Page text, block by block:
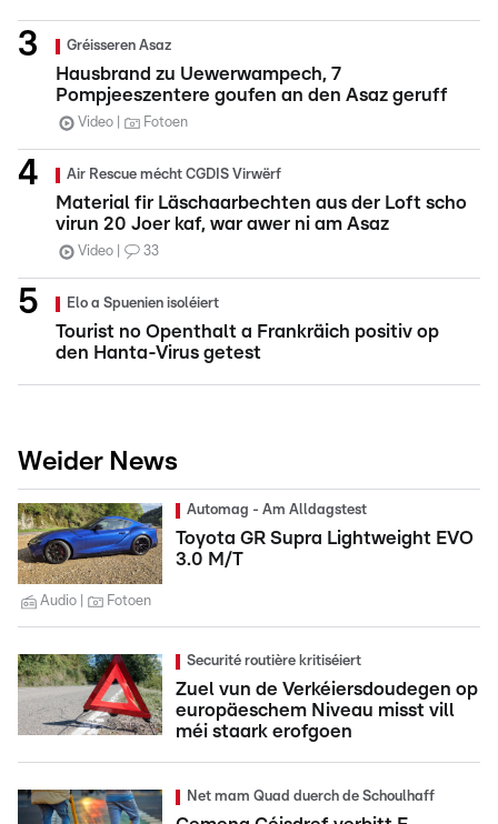
Gréisseren Asaz
Hausbrand zu Uewerwampech, 7
Pompjeeszentere goufen an den Asaz geruff
Video Fotoen
Air Rescue mécht CGDIS Virwërf
Material fir Läschaarbechten aus der Loft scho
virun 20 Joer kaf, war awer ni am Asaz
Video 33
Elo a Spuenien isoléiert
Tourist no Openthalt a Frankräich positiv op
den Hanta-Virus getest
Weider News
Automag - Am Alldagstest
Toyota GR Supra Lightweight EVO
3.0 M/T
Audio Fotoen
Securité routière kritiséiert
Zuel vun de Verkéiersdoudegen op
europäeschem Niveau misst vill
méi staark erofgoen
Net mam Quad duerch de Schoulhaff